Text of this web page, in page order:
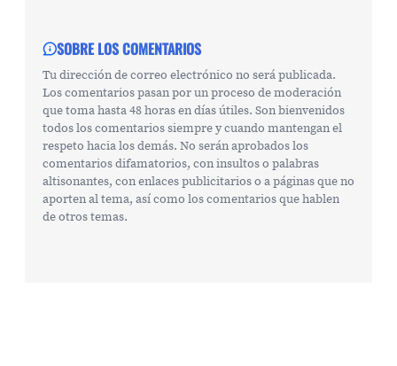
SOBRE LOS COMENTARIOS
Tu dirección de correo electrónico no será publicada.
Los comentarios pasan por un proceso de moderación
que toma hasta 48 horas en días útiles. Son bienvenidos
todos los comentarios siempre y cuando mantengan el
respeto hacia los demás. No serán aprobados los
comentarios difamatorios, con insultos o palabras
altisonantes, con enlaces publicitarios o a páginas que no
aporten al tema, así como los comentarios que hablen
de otros temas.